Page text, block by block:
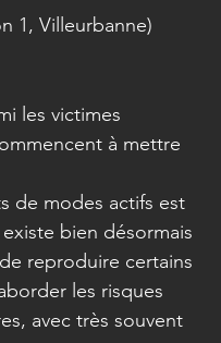
1, Villeurbanne)
les victimes
à mettre
de modes actifs est
bien désormais
reproduire certains
les risques
avec très souvent